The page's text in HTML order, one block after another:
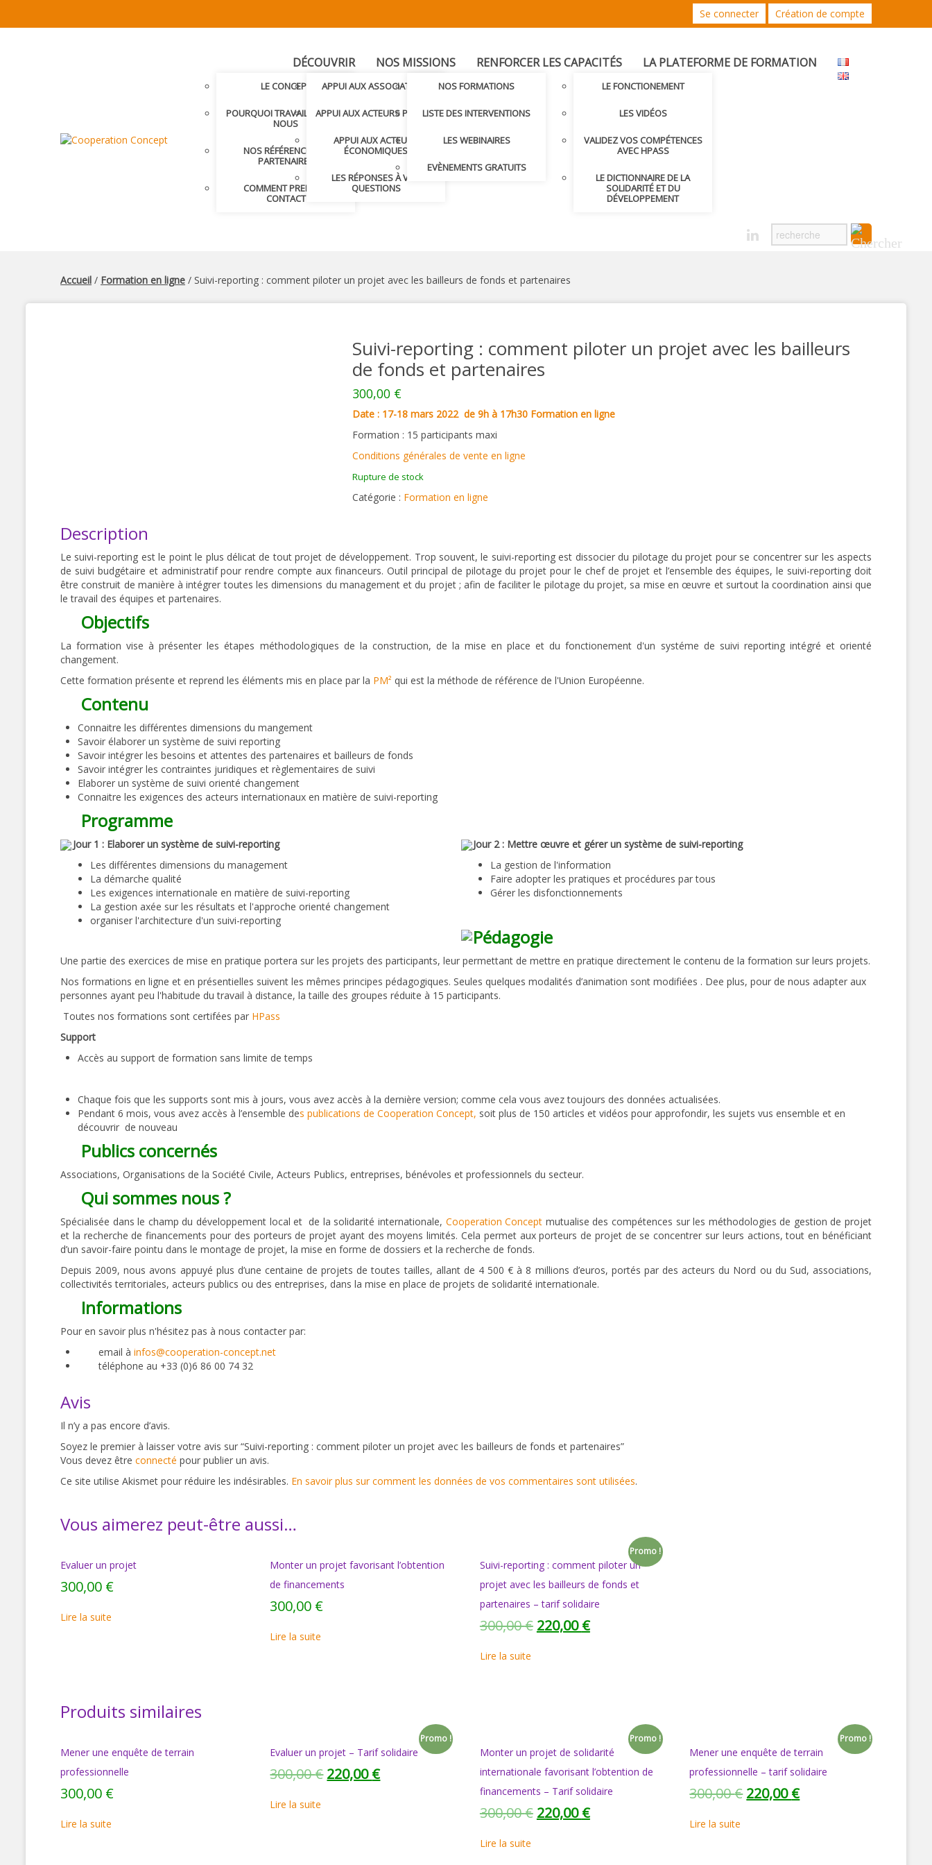
Se connecter Création de compte
DÉCOUVRIR
LE CONCEPT
POURQUOI TRAVAILLER AVEC
NOUS
NOS RÉFÉRENCES ET
PARTENAIRES
COMMENT PRENDRE
CONTACT
NOS MISSIONS
APPUI AUX ASSOCIATIONS
APPUI AUX ACTEURS PUBLICS
APPUI AUX ACTEURS
ÉCONOMIQUES
LES RÉPONSES À VOS
QUESTIONS
RENFORCER LES CAPACITÉS
NOS FORMATIONS
LISTE DES INTERVENTIONS
LES WEBINAIRES
EVÈNEMENTS GRATUITS
LA PLATEFORME DE FORMATION
LE FONCTIONEMENT
LES VIDÉOS
VALIDEZ VOS COMPÉTENCES
AVEC HPASS
LE DICTIONNAIRE DE LA
SOLIDARITÉ ET DU
DÉVELOPPEMENT
Accueil / Formation en ligne / Suivi-reporting : comment piloter un projet avec les bailleurs de fonds et partenaires
Suivi-reporting : comment piloter un projet avec les bailleurs
de fonds et partenaires
300,00 €
Date : 17-18 mars 2022 de 9h à 17h30 Formation en ligne
Formation : 15 participants maxi
Conditions générales de vente en ligne
Rupture de stock
Catégorie : Formation en ligne
Description
Le suivi-reporting est le point le plus délicat de tout projet de développement. Trop souvent, le suivi-reporting est dissocier du pilotage du projet pour se concentrer sur les aspects
de suivi budgétaire et administratif pour rendre compte aux financeurs. Outil principal de pilotage du projet pour le chef de projet et l’ensemble des équipes, le suivi-reporting doit
être construit de manière à intégrer toutes les dimensions du management et du projet ; afin de faciliter le pilotage du projet, sa mise en œuvre et surtout la coordination ainsi que
le travail des équipes et partenaires.
Objectifs
La formation vise à présenter les étapes méthodologiques de la construction, de la mise en place et du fonctionement d'un systéme de suivi reporting intégré et orienté
changement.
Cette formation présente et reprend les éléments mis en place par la PM² qui est la méthode de référence de l'Union Européenne.
Contenu
Connaitre les différentes dimensions du mangement
Savoir élaborer un système de suivi reporting
Savoir intégrer les besoins et attentes des partenaires et bailleurs de fonds
Savoir intégrer les contraintes juridiques et règlementaires de suivi
Elaborer un système de suivi orienté changement
Connaitre les exigences des acteurs internationaux en matière de suivi-reporting
Programme
Jour 1 : Elaborer un système de suivi-reporting
Les différentes dimensions du management
La démarche qualité
Les exigences internationale en matière de suivi-reporting
La gestion axée sur les résultats et l'approche orienté changement
organiser l'architecture d'un suivi-reporting
Jour 2 : Mettre œuvre et gérer un système de suivi-reporting
La gestion de l'information
Faire adopter les pratiques et procédures par tous
Gérer les disfonctionnements
Pédagogie
Une partie des exercices de mise en pratique portera sur les projets des participants, leur permettant de mettre en pratique directement le contenu de la formation sur leurs projets.
Nos formations en ligne et en présentielles suivent les mêmes principes pédagogiques. Seules quelques modalités d’animation sont modifiées . Dee plus, pour de nous adapter aux
personnes ayant peu l'habitude du travail à distance, la taille des groupes réduite à 15 participants.
Toutes nos formations sont certifées par HPass
Support
Accès au support de formation sans limite de temps
Chaque fois que les supports sont mis à jours, vous avez accès à la dernière version; comme cela vous avez toujours des données actualisées.
Pendant 6 mois, vous avez accès à l’ensemble des publications de Cooperation Concept, soit plus de 150 articles et vidéos pour approfondir, les sujets vus ensemble et en
découvrir de nouveau
Publics concernés
Associations, Organisations de la Société Civile, Acteurs Publics, entreprises, bénévoles et professionnels du secteur.
Qui sommes nous ?
Spécialisée dans le champ du développement local et de la solidarité internationale, Cooperation Concept mutualise des compétences sur les méthodologies de gestion de projet
et la recherche de financements pour des porteurs de projet ayant des moyens limités. Cela permet aux porteurs de projet de se concentrer sur leurs actions, tout en bénéficiant
d’un savoir-faire pointu dans le montage de projet, la mise en forme de dossiers et la recherche de fonds.
Depuis 2009, nous avons appuyé plus d’une centaine de projets de toutes tailles, allant de 4 500 € à 8 millions d’euros, portés par des acteurs du Nord ou du Sud, associations,
collectivités territoriales, acteurs publics ou des entreprises, dans la mise en place de projets de solidarité internationale.
Informations
Pour en savoir plus n'hésitez pas à nous contacter par:
email à infos@cooperation-concept.net
téléphone au +33 (0)6 86 00 74 32
Avis
Il n’y a pas encore d’avis.
Soyez le premier à laisser votre avis sur “Suivi-reporting : comment piloter un projet avec les bailleurs de fonds et partenaires”
Vous devez être connecté pour publier un avis.
Ce site utilise Akismet pour réduire les indésirables. En savoir plus sur comment les données de vos commentaires sont utilisées.
Vous aimerez peut-être aussi…
Evaluer un projet
300,00 €
Lire la suite
Monter un projet favorisant l’obtention
de financements
300,00 €
Lire la suite
Promo !
Suivi-reporting : comment piloter un
projet avec les bailleurs de fonds et
partenaires – tarif solidaire
300,00€ 220,00€
Lire la suite
Produits similaires
Mener une enquête de terrain
professionnelle
300,00 €
Lire la suite
Promo !
Evaluer un projet – Tarif solidaire
300,00€ 220,00€
Lire la suite
Promo !
Monter un projet de solidarité
internationale favorisant l’obtention de
financements – Tarif solidaire
300,00€ 220,00€
Lire la suite
Promo !
Mener une enquête de terrain
professionnelle – tarif solidaire
300,00€ 220,00€
Lire la suite